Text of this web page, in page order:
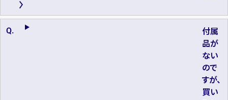
付属
品が
ない
ので
すが、
買い